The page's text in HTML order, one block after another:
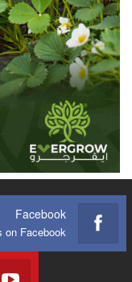
Facebook
on Facebook